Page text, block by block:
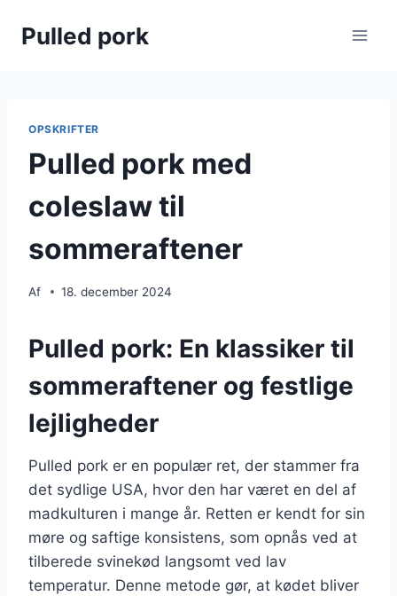
Pulled pork
OPSKRIFTER
Pulled pork med
coleslaw til
sommeraftener
Af 18. december 2024
Pulled pork: En klassiker til
sommeraftener og festlige
lejligheder
Pulled pork er en populær ret, der stammer fra
det sydlige USA, hvor den har været en del af
madkulturen i mange år. Retten er kendt for sin
møre og saftige konsistens, som opnås ved at
tilberede svinekød langsomt ved lav
temperatur. Denne metode gør, at kødet bliver